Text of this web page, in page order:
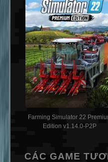
Farming Simulator 22
Edition v1.14.0-P2P
CÁC GAME